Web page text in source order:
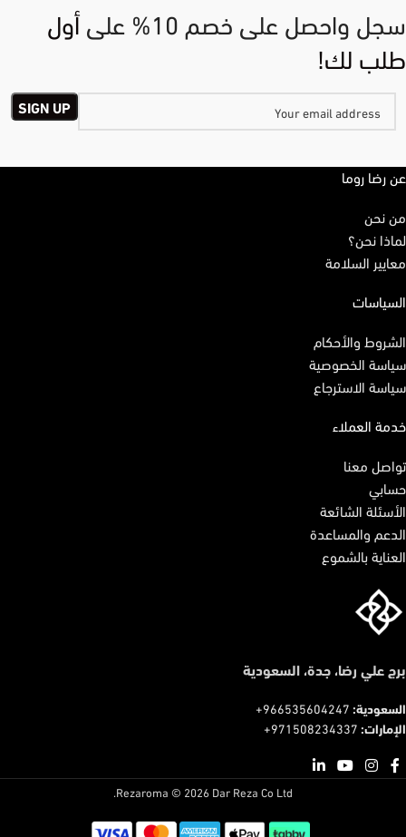
سجل واحصل على خصم 10% على
أول
طلب لك!
عن رضا روما
من نحن
لماذا نحن؟
معايير السلامة
السياسات
الشروط والأحكام
سياسة الخصوصية
سياسة الاسترجاع
خدمة العملاء
تواصل معنا
حسابي
الأسئلة الشائعة
الدعم والمساعدة
العناية بالشموع
برج علي رضا، جدة، السعودية
السعودية:
الإمارات:
Rezaroma © 2026 Dar Reza Co Ltd.